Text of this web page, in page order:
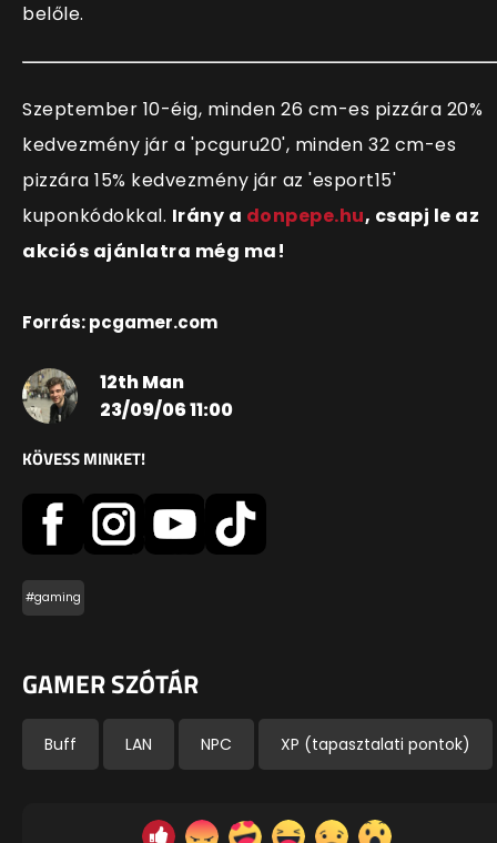
belőle.
Szeptember 10-éig, minden 26 cm-es pizzára 20%
kedvezmény jár a 'pcguru20', minden 32 cm-es
pizzára 15% kedvezmény jár az 'esport15'
kuponkódokkal. Irány a donpepe.hu, csapj le az
akciós ajánlatra még ma!
Forrás: pcgamer.com
12th Man
23/09/06 11:00
KÖVESS MINKET!
#gaming
GAMER SZÓTÁR
Buff LAN NPC XP (tapasztalati pontok)